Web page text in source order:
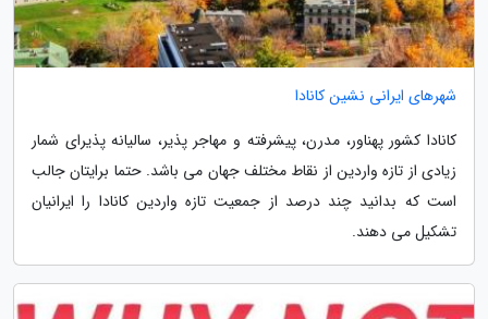
شهرهای ایرانی نشین کانادا
کانادا کشور پهناور، مدرن، پیشرفته و مهاجر پذیر، سالیانه پذیرای شمار
زیادی از تازه واردین از نقاط مختلف جهان می باشد. حتما برایتان جالب
است که بدانید چند درصد از جمعیت تازه واردین کانادا را ایرانیان
تشکیل می دهند.